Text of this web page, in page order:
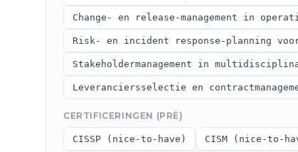
Change- en release-management in
Risk- en incident response-planning
Stakeholdermanagement in
Leveranciersselectie en
CERTIFICERINGEN (PRÉ)
CISSP (nice-to-have) CISM (nice-to-